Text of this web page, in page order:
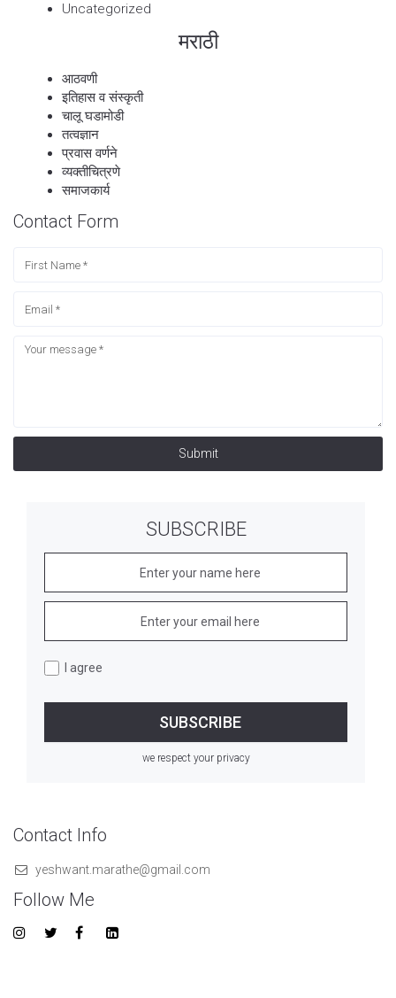
Uncategorized
मराठी
आठवणी
इतिहास व संस्कृती
चालू घडामोडी
तत्वज्ञान
प्रवास वर्णने
व्यक्तीचित्रणे
समाजकार्य
Contact Form
Submit
SUBSCRIBE
I agree
we respect your privacy
Contact Info
yeshwant.marathe@gmail.com
Follow Me